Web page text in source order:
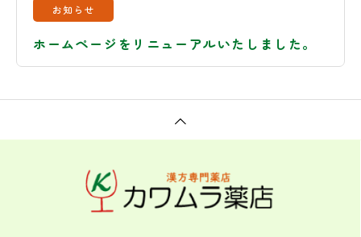
お知らせ
ホームページをリニューアルいたしました。